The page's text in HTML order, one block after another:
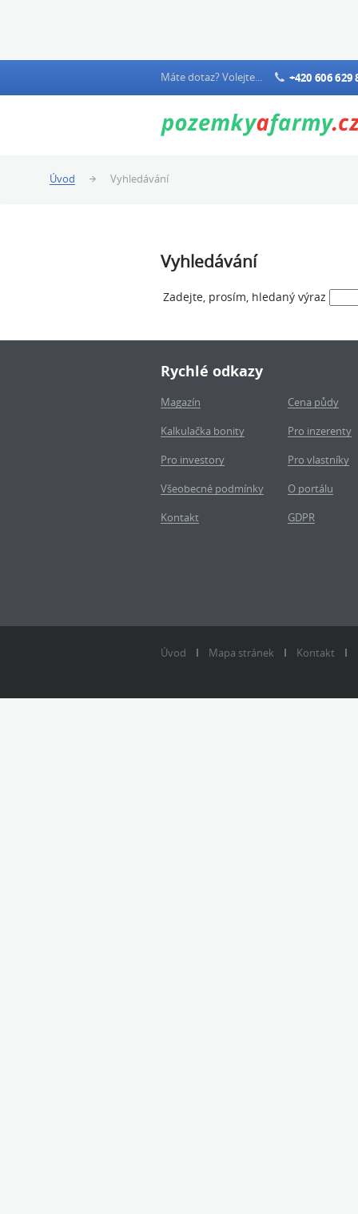
Máte dotaz? Volejte... +420 606 629
Úvod Vyhledávání
Vyhledávání
Zadejte, prosím, hledaný výraz
Rychlé odkazy
Magazín
Cena půdy
Kalkulačka bonity
Pro inzerenty
Pro investory
Pro vlastníky
Všeobecné podmínky
O portálu
Kontakt
GDPR
Úvod Mapa stránek Kontakt